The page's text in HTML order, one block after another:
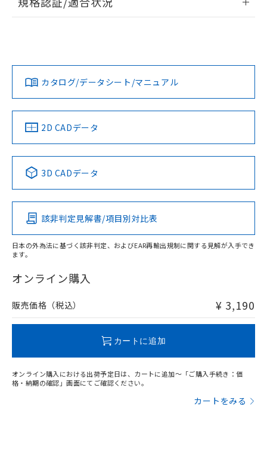
ログイン/会員登録
ダウンロードデータをご利用いただく前に、以下を必ずお読
みください。
ソフトウェアの使用条件
EU RoHS 注意事項・凡例
対応済み
中国 RoHS 注意事項・凡例
Pb Hg Cd Cr(VI)
O
在庫等で未対応品が混在する可能性があります。
問い合わせください。
カタログ/データシート/マニュアル
2D CADデータ
3D CADデータ
該非判定見解書/項目別対比表
日本の外為法に基づく該非判定、およびEAR再輸出規制に関する見解が入手でき
ます。
オンライン購入
販売価格（税込） ¥ 3,190
カートに追加
オンライン購入における出荷予定日は、カートに追加～「ご購入手続き：価
格・納期の確認」画面にてご確認ください。
カートをみる